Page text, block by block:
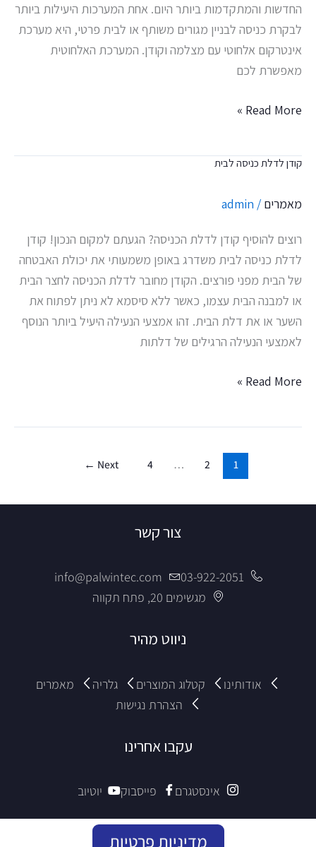
החדשות והמתקדמות ביותר היום. אחת המערכות היעילות ביותר
לבקרת כניסה לבניין מגורים משותף או לבית פרטי, היא מערכת
אינטרקום אלחוטי עם מצלמה וקודן. המערכת האלחוטית
מאפשרת לכם
Read More »
קודן לדלת כניסה לבית
מאמרים /
admin
רוצים להוסיף קודן לדלת הכניסה? הגעתם למקום הנכון! קודן
לדלת כניסה לבית משדרג באופן משמעותי את יכולת האבטחה
של הבית מפני פורצים. הקודן מחובר לדלת הכניסה לחצר הבית
או למבנה הבית עצמו, כאשר ללא סיסמא לא ניתן לפתוח את
השער או את דלת הבית. זהו אמצעי הנעילה היעיל ביותר הנוסף
לאמצעי הנעילה הרגילים של דלתות
קודן
כניסה
Read More »
1
2
…
4
Next
←
צור קשר
03-922-2051
info@palwintec.com
מגשימים 20, פתח תקווה
ניווט מהיר
אודותינו קטלוג המוצרים גלריה
מאמרים
הצהרת נגישות
עקבו אחרינו
אינסטגרם פייסבוק יוטיוב
מדיניות פרטיות